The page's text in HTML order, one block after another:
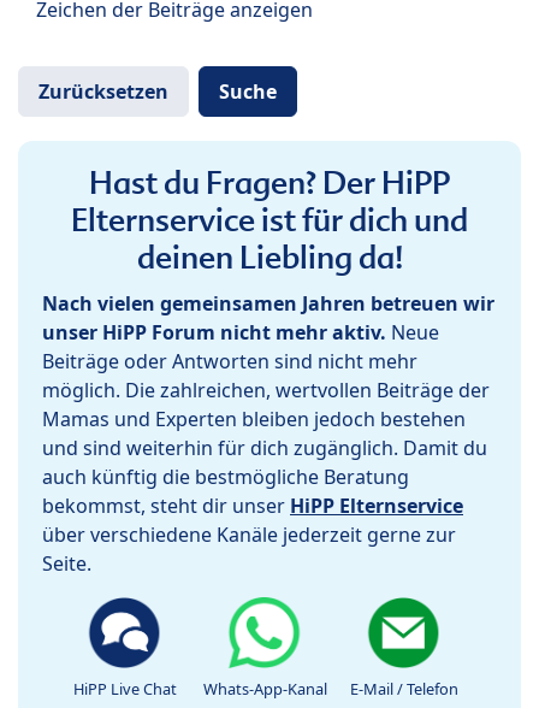
Zeichen der Beiträge anzeigen
Hast du Fragen? Der HiPP
Elternservice ist für dich und
deinen Liebling da!
Nach vielen gemeinsamen Jahren betreuen wir
unser HiPP Forum nicht mehr aktiv. Neue
Beiträge oder Antworten sind nicht mehr
möglich. Die zahlreichen, wertvollen Beiträge der
Mamas und Experten bleiben jedoch bestehen
und sind weiterhin für dich zugänglich. Damit du
auch künftig die bestmögliche Beratung
bekommst, steht dir unser HiPP Elternservice
über verschiedene Kanäle jederzeit gerne zur
Seite.
HiPP Live Chat Whats-App-Kanal E-Mail / Telefon